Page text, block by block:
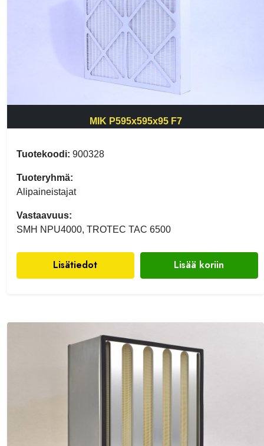
MIK P595x595x95 F7
Tuotekoodi: 900328
Tuoteryhmä:
Alipaineistajat
Vastaavuus:
SMH NPU4000, TROTEC TAC 6500
Lisätiedot Lisää koriin